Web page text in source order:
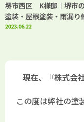
堺市西区 K様邸│堺市
塗装・屋根塗装・雨漏り
門店 千成工務店
2023.06.22
現在、『株式会
この度は弊社の塗